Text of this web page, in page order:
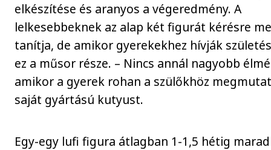
elkészítése és aranyos a végeredmény. A
lelkesebbeknek az alap két figurát kérésre
tanítja, de amikor gyerekekhez hívják
ez a műsor része. – Nincs annál nagyobb
amikor a gyerek rohan a szülőkhöz
saját gyártású kutyust.
Egy-egy lufi figura átlagban 1-1,5 hétig